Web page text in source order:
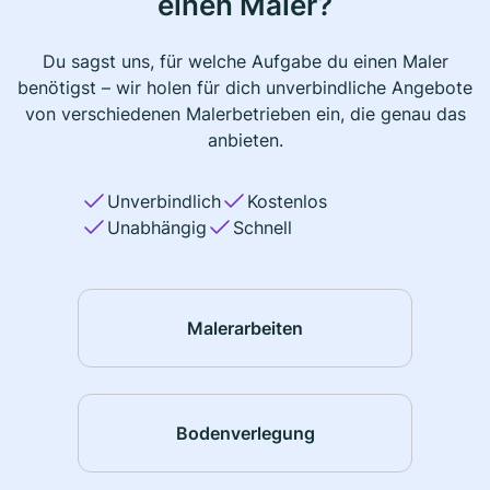
Du sagst uns, für welche Aufgabe du einen Maler
benötigst – wir holen für dich unverbindliche Angebote
von verschiedenen Malerbetrieben ein, die genau das
anbieten.
Unverbindlich
Kostenlos
Unabhängig
Schnell
Malerarbeiten
Bodenverlegung